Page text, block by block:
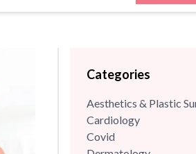
Categories
Aesthetics & Plastic
Cardiology
Covid